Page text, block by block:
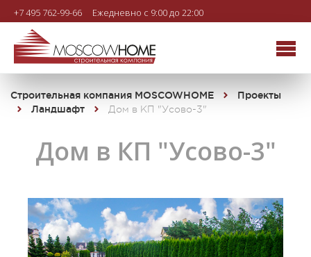
+7 495 762-99-66 Ежедневно с 9:00 до 22:00
Строительная компания MOSCOWHOME
Проекты
Ландшафт
Дом в КП "Усово-3"
Дом в КП "Усово-3"